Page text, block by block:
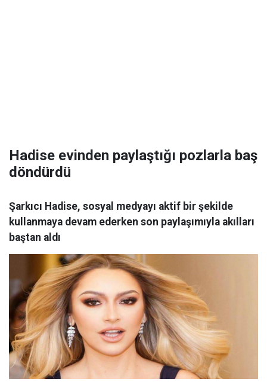
Hadise evinden paylaştığı pozlarla baş
döndürdü
Şarkıcı Hadise, sosyal medyayı aktif bir şekilde
kullanmaya devam ederken son paylaşımıyla akılları
baştan aldı